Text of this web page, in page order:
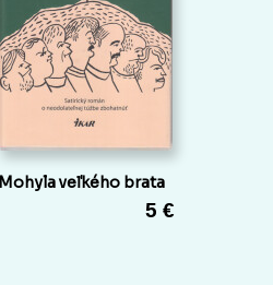
Mohyla veľkého brata
5 €